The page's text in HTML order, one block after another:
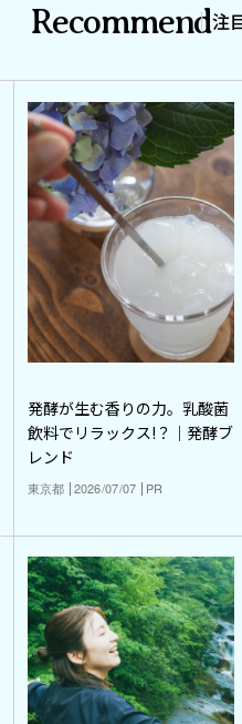
Recommend注
発酵が生む香りの力。乳酸菌
飲料でリラックス!？｜発酵ブ
レンド
東京都 2026/07/07 PR